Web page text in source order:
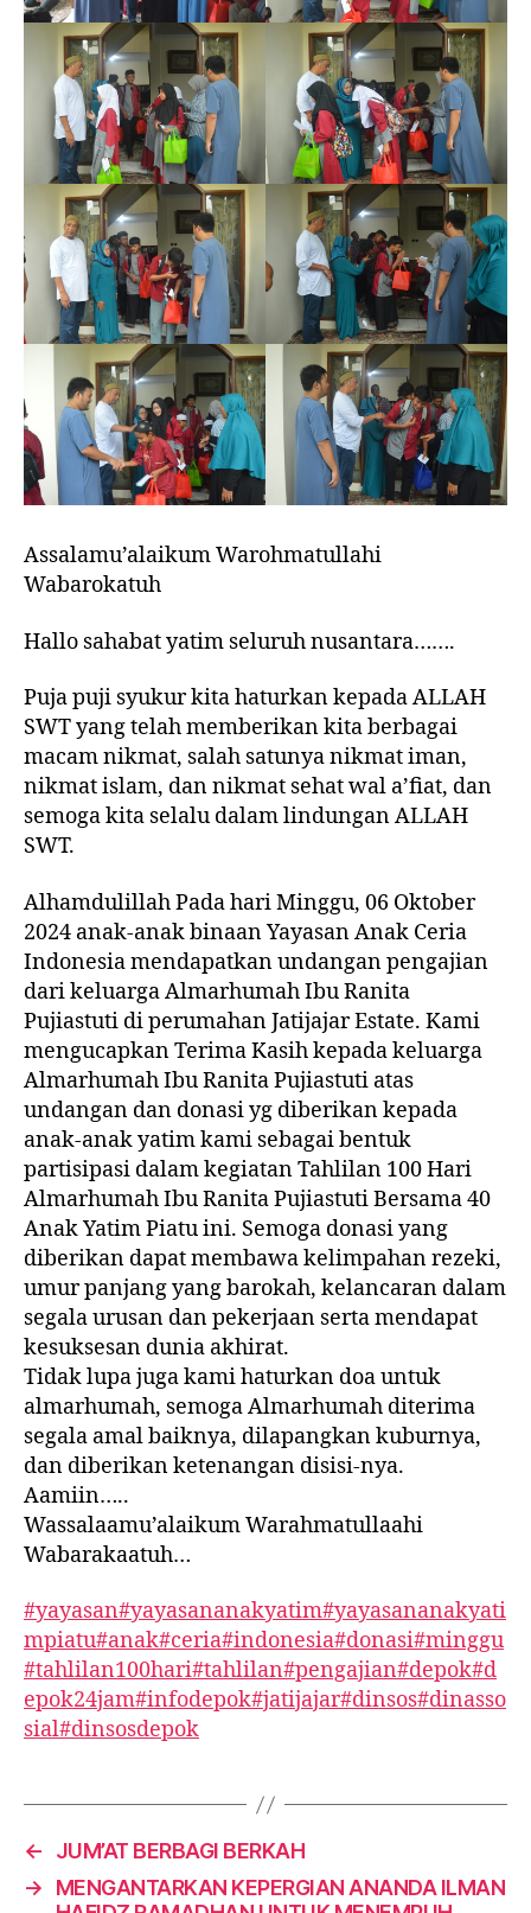
Assalamu’alaikum Warohmatullahi
Wabarokatuh
Hallo sahabat yatim seluruh nusantara…….
Puja puji syukur kita haturkan kepada ALLAH
SWT yang telah memberikan kita berbagai
macam nikmat, salah satunya nikmat iman,
nikmat islam, dan nikmat sehat wal a’fiat, dan
semoga kita selalu dalam lindungan ALLAH
SWT.
Alhamdulillah Pada hari Minggu, 06 Oktober
2024 anak-anak binaan Yayasan Anak Ceria
Indonesia mendapatkan undangan pengajian
dari keluarga Almarhumah Ibu Ranita
Pujiastuti di perumahan Jatijajar Estate. Kami
mengucapkan Terima Kasih kepada keluarga
Almarhumah Ibu Ranita Pujiastuti atas
undangan dan donasi yg diberikan kepada
anak-anak yatim kami sebagai bentuk
partisipasi dalam kegiatan Tahlilan 100 Hari
Almarhumah Ibu Ranita Pujiastuti Bersama 40
Anak Yatim Piatu ini. Semoga donasi yang
diberikan dapat membawa kelimpahan rezeki,
umur panjang yang barokah, kelancaran dalam
segala urusan dan pekerjaan serta mendapat
kesuksesan dunia akhirat.
Tidak lupa juga kami haturkan doa untuk
almarhumah, semoga Almarhumah diterima
segala amal baiknya, dilapangkan kuburnya,
dan diberikan ketenangan disisi-nya.
Aamiin…..
Wassalaamu’alaikum Warahmatullaahi
Wabarakaatuh…
#yayasan#yayasananakyatim#yayasananakyati
mpiatu#anak#ceria#indonesia#donasi#minggu
#tahlilan100hari#tahlilan#pengajian#depok#d
epok24jam#infodepok#jatijajar#dinsos#dinasso
sial#dinsosdepok
←
JUM’AT BERBAGI BERKAH
→
MENGANTARKAN KEPERGIAN ANANDA ILMAN